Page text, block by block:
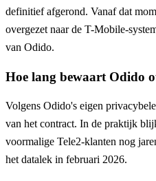
definitief afgerond. Vanaf dat
overgezet naar de T-Mobile-
van Odido.
Hoe lang bewaart Odido
Volgens Odido's eigen
van het contract. In de praktijk
voormalige Tele2-klanten nog
het datalek in februari 2026.